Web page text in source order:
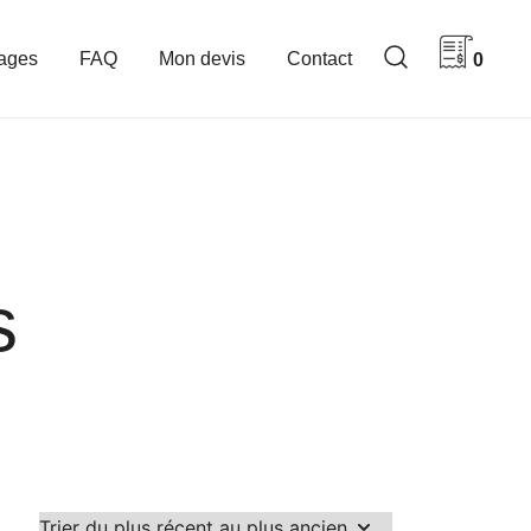
FAQ Mon devis Contact 0